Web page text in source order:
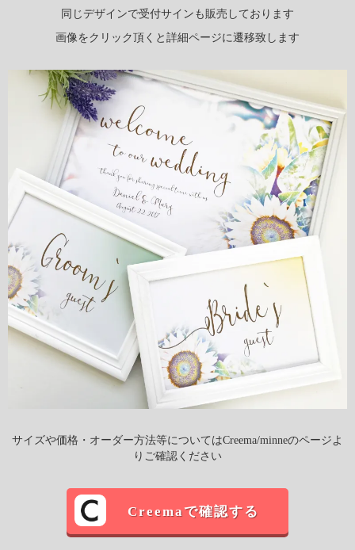
同じデザインで受付サインも販売しております
画像をクリック頂くと詳細ページに遷移致します
サイズや価格・オーダー方法等についてはCreema/minneのページよ
りご確認ください
Creemaで確認する